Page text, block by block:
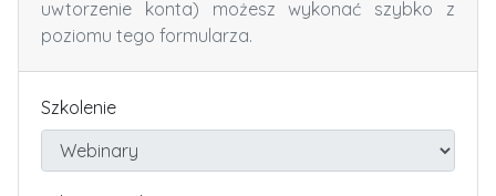
uwtorzenie konta) możesz wykonać szybko z
poziomu tego formularza.
Szkolenie